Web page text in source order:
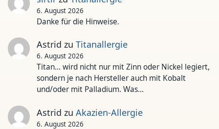
6. August 2026
Danke für die Hinweise.
Astrid zu Titanallergie
6. August 2026
Titan... wird nicht nur mit Zinn oder Nickel legiert,
sondern je nach Hersteller auch mit Kobalt
und/oder mit Palladium. Was…
Astrid zu Akazien-Allergie
6. August 2026